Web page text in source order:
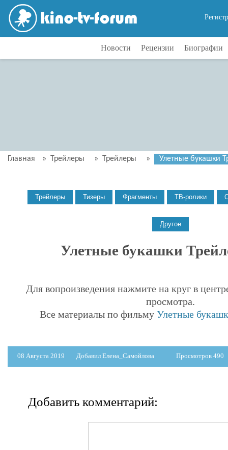
Новости Рецензии Биографии
Главная » Трейлеры » Трейлеры » Улетные букашки
Улетные букашки
Для вопроизведения нажмите на круг в
просмотра.
Все материалы по фильму Улетные
08 Августа 2019 Добавил Елена_Самойлова Просмотров 490
Добавить комментарий: